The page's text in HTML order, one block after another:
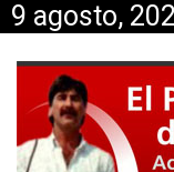
9 agosto,
a